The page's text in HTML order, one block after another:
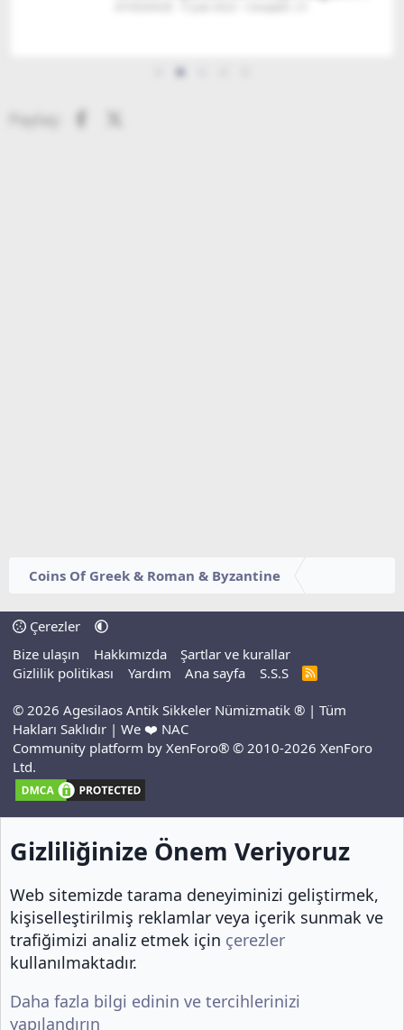
Paylaş: Facebook
Coins Of Greek & Roman & Byzantine
Çerezler
Bize ulaşın
Hakkımızda
Şartlar ve kurallar
Gizlilik politikası
Yardım Ana sayfa S.S.S
R
S
© 2026 Agesilaos Antik Sikkeler Nümizmatik ® | Tüm
Hakları Saklıdır | We ❤️ NAC
Community platform by XenForo® © 2010-2026 XenForo
Ltd.
Gizliliğinize Önem Veriyoruz
Web sitemizde tarama deneyiminizi geliştirmek,
kişiselleştirilmiş reklamlar veya içerik sunmak ve
trafiğimizi analiz etmek için çerezler
kullanılmaktadır.
Daha fazla bilgi edinin ve tercihlerinizi
yapılandırın